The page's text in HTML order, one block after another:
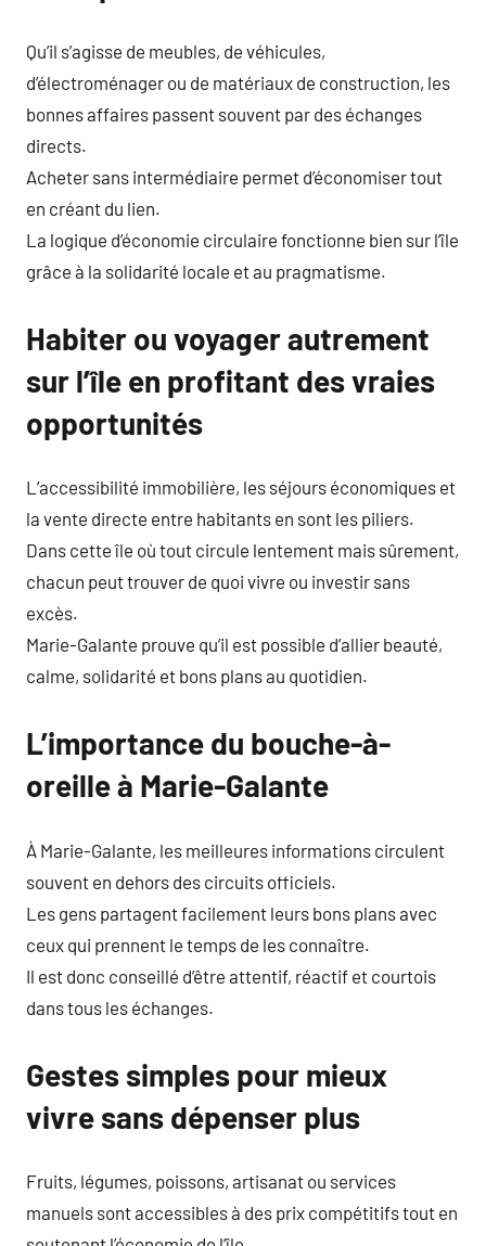
Qu’il s’agisse de meubles, de véhicules,
d’électroménager ou de matériaux de construction, les
bonnes affaires passent souvent par des échanges
directs.
Acheter sans intermédiaire permet d’économiser tout
en créant du lien.
La logique d’économie circulaire fonctionne bien sur l’île
grâce à la solidarité locale et au pragmatisme.
Habiter ou voyager autrement
sur l’île en profitant des vraies
opportunités
L’accessibilité immobilière, les séjours économiques et
la vente directe entre habitants en sont les piliers.
Dans cette île où tout circule lentement mais sûrement,
chacun peut trouver de quoi vivre ou investir sans
excès.
Marie-Galante prouve qu’il est possible d’allier beauté,
calme, solidarité et bons plans au quotidien.
L’importance du bouche-à-
oreille à Marie-Galante
À Marie-Galante, les meilleures informations circulent
souvent en dehors des circuits officiels.
Les gens partagent facilement leurs bons plans avec
ceux qui prennent le temps de les connaître.
Il est donc conseillé d’être attentif, réactif et courtois
dans tous les échanges.
Gestes simples pour mieux
vivre sans dépenser plus
Fruits, légumes, poissons, artisanat ou services
manuels sont accessibles à des prix compétitifs tout en